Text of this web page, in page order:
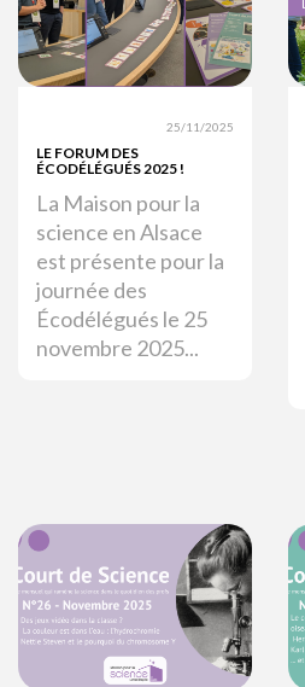
25/11/2025
LE FORUM DES
ÉCODÉLÉGUÉS 2025 !
La Maison pour la
science en Alsace
est présente pour la
journée des
Écodélégués le 25
novembre 2025...